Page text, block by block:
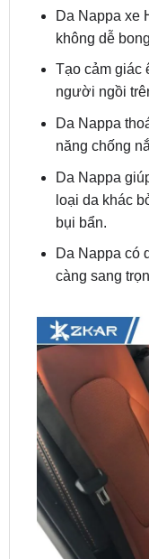
Tạo cảm giác
người ngồi
Da Nappa
năng chống
Da Nappa
loại da khác
bụi bẩn.
Da Nappa có
càng sang